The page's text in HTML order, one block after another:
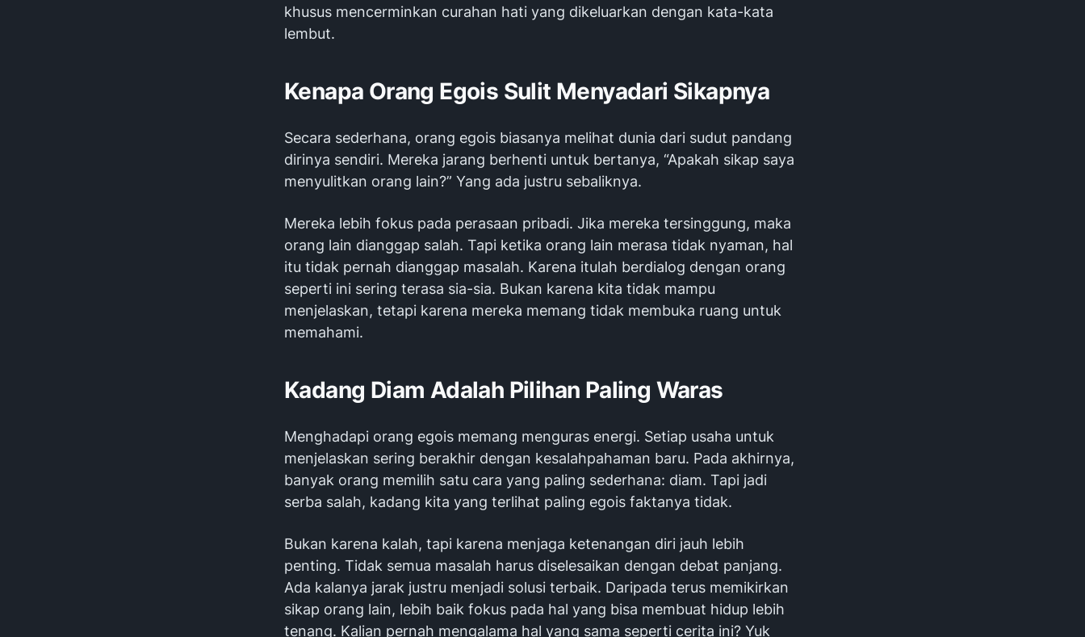
khusus mencerminkan curahan hati yang dikeluarkan dengan kata-kata
lembut.
Kenapa Orang Egois Sulit Menyadari Sikapnya
Secara sederhana, orang egois biasanya melihat dunia dari sudut pandang
dirinya sendiri. Mereka jarang berhenti untuk bertanya, “Apakah sikap saya
menyulitkan orang lain?” Yang ada justru sebaliknya.
Mereka lebih fokus pada perasaan pribadi. Jika mereka tersinggung, maka
orang lain dianggap salah. Tapi ketika orang lain merasa tidak nyaman, hal
itu tidak pernah dianggap masalah. Karena itulah berdialog dengan orang
seperti ini sering terasa sia-sia. Bukan karena kita tidak mampu
menjelaskan, tetapi karena mereka memang tidak membuka ruang untuk
memahami.
Kadang Diam Adalah Pilihan Paling Waras
Menghadapi orang egois memang menguras energi. Setiap usaha untuk
menjelaskan sering berakhir dengan kesalahpahaman baru. Pada akhirnya,
banyak orang memilih satu cara yang paling sederhana: diam. Tapi jadi
serba salah, kadang kita yang terlihat paling egois faktanya tidak.
Bukan karena kalah, tapi karena menjaga ketenangan diri jauh lebih
penting. Tidak semua masalah harus diselesaikan dengan debat panjang.
Ada kalanya jarak justru menjadi solusi terbaik. Daripada terus memikirkan
sikap orang lain, lebih baik fokus pada hal yang bisa membuat hidup lebih
tenang. Kalian pernah mengalama hal yang sama seperti cerita ini? Yuk